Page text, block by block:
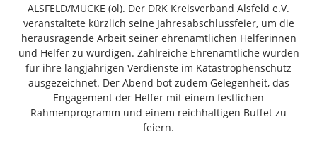
Schlitz
Antrifttal
Feldatal
Freiensteinau
Gemünden
Grebenau
ALSFELD/MÜCKE (ol). Der DRK Kreisverband Alsfeld e.V.
veranstaltete kürzlich seine Jahresabschlussfeier, um die
herausragende Arbeit seiner ehrenamtlichen Helferinnen
und Helfer zu würdigen. Zahlreiche Ehrenamtliche wurden
für ihre langjährigen Verdienste im Katastrophenschutz
ausgezeichnet. Der Abend bot zudem Gelegenheit, das
Engagement der Helfer mit einem festlichen
Rahmenprogramm und einem reichhaltigen Buffet zu
feiern.